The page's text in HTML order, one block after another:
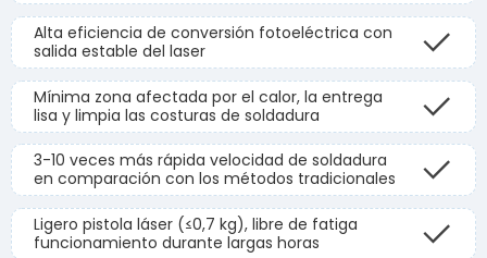
Alta eficiencia de conversión fotoeléctrica con
salida estable del laser
Mínima zona afectada por el calor, la entrega
lisa y limpia las costuras de soldadura
3-10 veces más rápida velocidad de soldadura
en comparación con los métodos tradicionales
Ligero pistola láser (≤0,7 kg), libre de fatiga
funcionamiento durante largas horas